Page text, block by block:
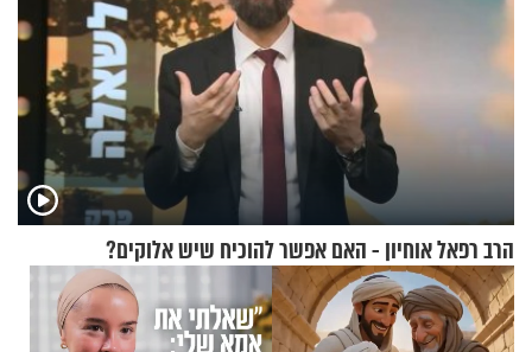
הרב רפאל אוחיון - האם אפשר להוכיח שיש אלוקים?